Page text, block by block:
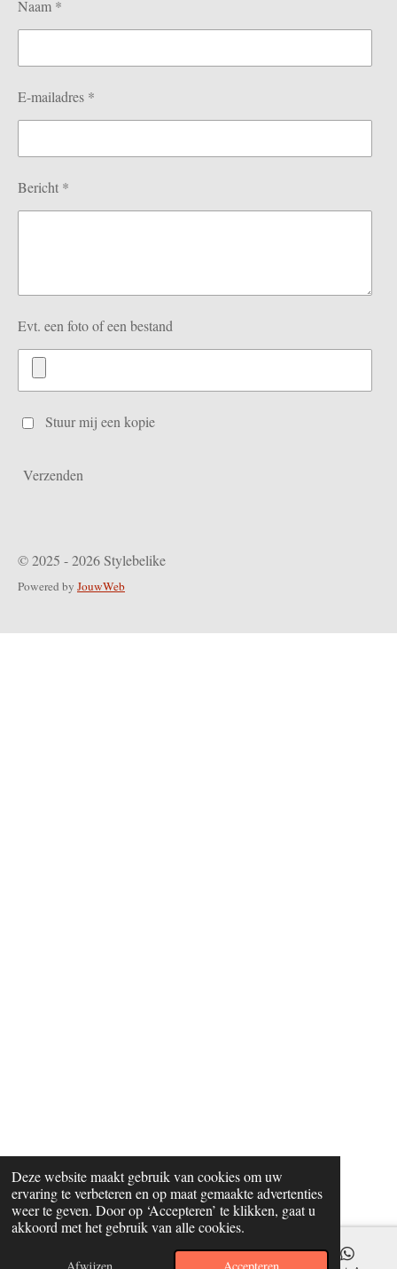
Deze website maakt gebruik van cookies om uw
ervaring te verbeteren en op maat gemaakte advertenties
weer te geven. Door op ‘Accepteren’ te klikken, gaat u
akkoord met het gebruik van alle cookies.
p
Naam *
E-mailadres *
Bericht *
Evt. een foto of een bestand
Stuur mij een kopie
Verzenden
© 2025 - 2026 Stylebelike
Powered by JouwWeb